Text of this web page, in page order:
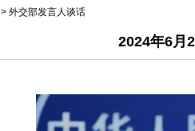
> 外交部发言人谈话
2024年6月